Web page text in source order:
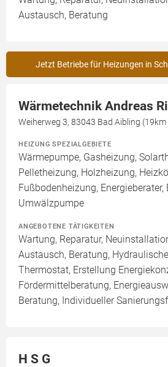
Austausch, Beratung
Jetzt Betriebe für Heizungen in
Wärmetechnik Andreas
Weiherweg 3, 83043 Bad Aibling
HEIZUNG SPEZIALGEBIETE
Wärmepumpe, Gasheizung,
Pelletheizung, Holzheizung,
Fußbodenheizung, Energieberater,
Umwälzpumpe
ANGEBOTENE TÄTIGKEITEN
Wartung, Reparatur,
Austausch, Beratung,
Thermostat, Erstellung
Fördermittelberatung,
Beratung, Individueller
H S G